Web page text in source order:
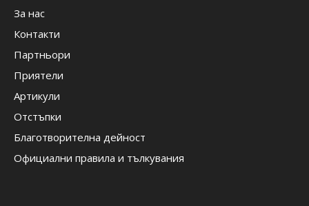
За нас
Контакти
Партньори
Приятели
Артикули
Отстъпки
Благотворителна дейност
Официални правила и тълкувания